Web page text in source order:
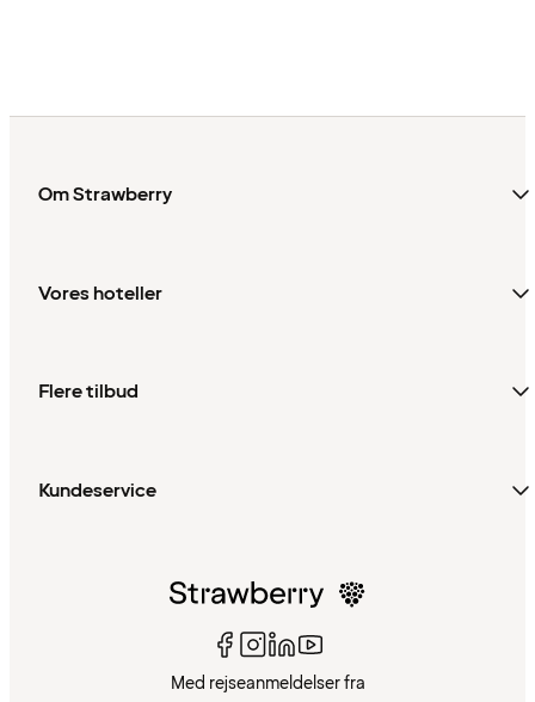
Om Strawberry
Vores hoteller
Flere tilbud
Kundeservice
Med rejseanmeldelser fra